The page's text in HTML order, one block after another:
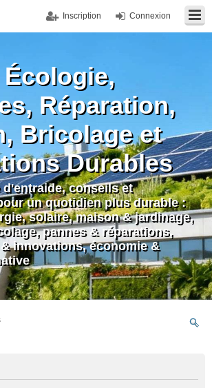
Connexion
Inscription
Réparation,
Bricolage et
Durables
d'entraide, conseils et
un quotidien plus durable :
solaire, maison & jardinage,
pannes & réparations,
innovations, économie &